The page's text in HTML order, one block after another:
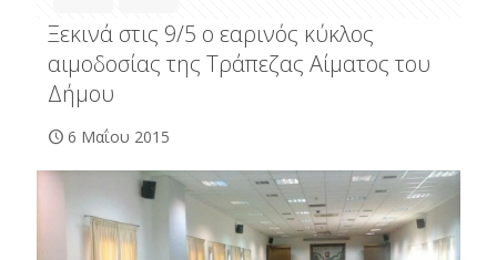
Ξεκινά στις 9/5 ο εαρινός κύκλος
αιμοδοσίας της Τράπεζας Αίματος του
Δήμου
6 Μαΐου 2015